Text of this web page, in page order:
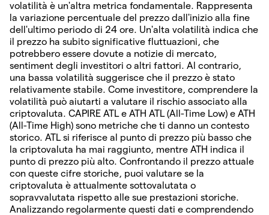
volatilità è un'altra metrica fondamentale. Rappresenta
la variazione percentuale del prezzo dall'inizio alla fine
dell'ultimo periodo di 24 ore. Un'alta volatilità indica che
il prezzo ha subito significative fluttuazioni, che
potrebbero essere dovute a notizie di mercato,
sentiment degli investitori o altri fattori. Al contrario,
una bassa volatilità suggerisce che il prezzo è stato
relativamente stabile. Come investitore, comprendere la
volatilità può aiutarti a valutare il rischio associato alla
criptovaluta. CAPIRE ATL e ATH ATL (All-Time Low) e ATH
(All-Time High) sono metriche che ti danno un contesto
storico. ATL si riferisce al punto di prezzo più basso che
la criptovaluta ha mai raggiunto, mentre ATH indica il
punto di prezzo più alto. Confrontando il prezzo attuale
con queste cifre storiche, puoi valutare se la
criptovaluta è attualmente sottovalutata o
sopravvalutata rispetto alle sue prestazioni storiche.
Analizzando regolarmente questi dati e comprendendo